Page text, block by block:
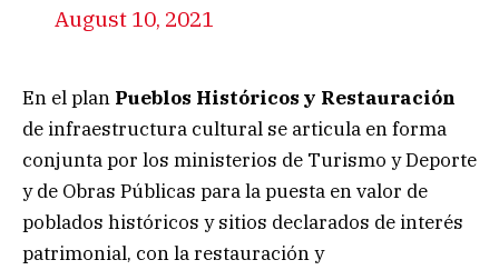
August 10, 2021
En el plan Pueblos Históricos y Restauración
de infraestructura cultural se articula en forma
conjunta por los ministerios de Turismo y Deporte
y de Obras Públicas para la puesta en valor de
poblados históricos y sitios declarados de interés
patrimonial, con la restauración y